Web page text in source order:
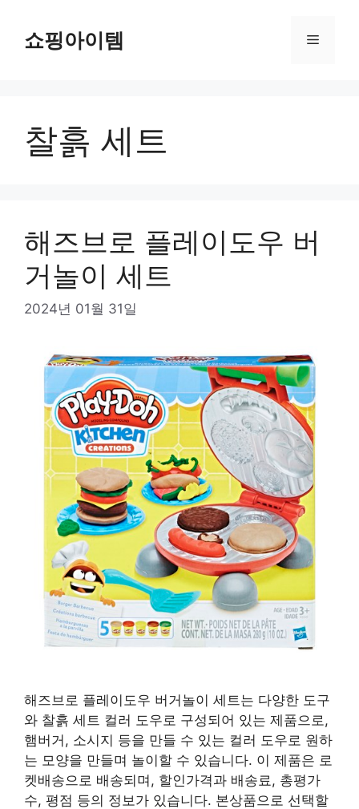
쇼핑아이템 메
찰흙 세트
해즈브로 플레이도우 버
거놀이 세트
2024년 01월 31일
해즈브로 플레이도우 버거놀이 세트는 다양한 도구
와 찰흙 세트 컬러 도우로 구성되어 있는 제품으로,
햄버거, 소시지 등을 만들 수 있는 컬러 도우로 원하
는 모양을 만들며 놀이할 수 있습니다. 이 제품은 로
켓배송으로 배송되며, 할인가격과 배송료, 총평가
수, 평점 등의 정보가 있습니다. 본상품으로 선택할